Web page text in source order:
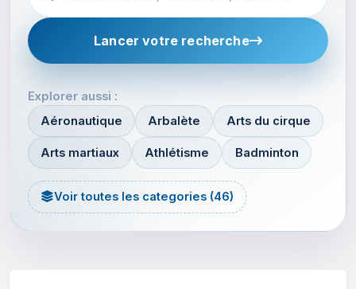
Lancer votre recherche
Explorer aussi :
Aéronautique
Arbalète Arts du cirque
Arts martiaux Athlétisme Badminton
Voir toutes les categories (46)